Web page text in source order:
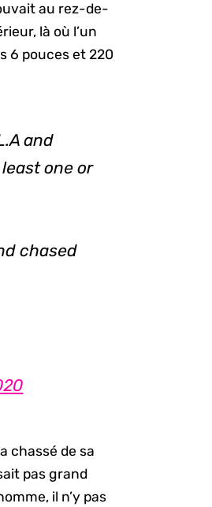
au rez-de-
là où l’un
6 pouces et 220
and
one or
chased
chassé de sa
pas grand
il n’y pas